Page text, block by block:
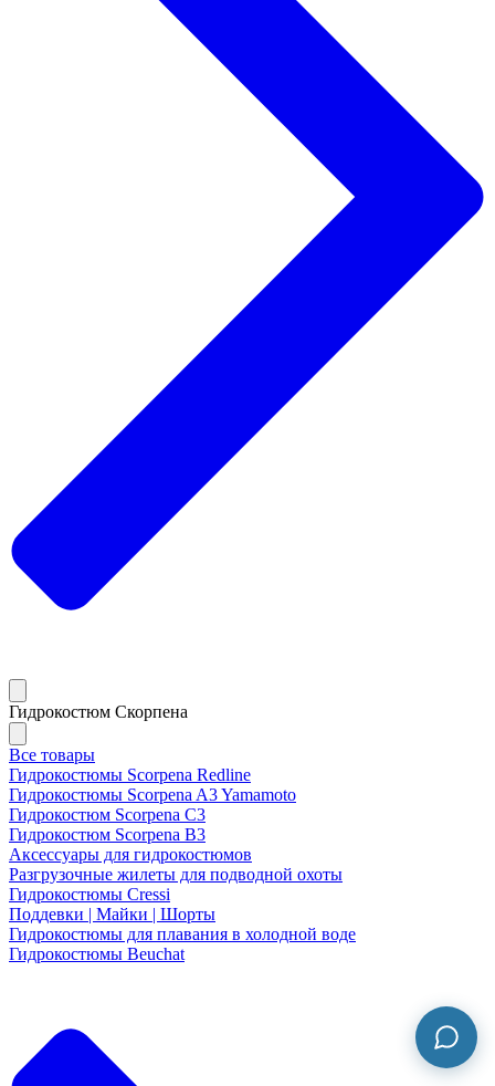
Гидрокостюм Скорпена
Все товары
Гидрокостюмы Scorpena Redline
Гидрокостюмы Scorpena A3 Yamamoto
Гидрокостюм Scorpena C3
Гидрокостюм Scorpena B3
Аксессуары для гидрокостюмов
Разгрузочные жилеты для подводной охоты
Гидрокостюмы Cressi
Поддевки | Майки | Шорты
Гидрокостюмы для плавания в холодной воде
Гидрокостюмы Beuchat